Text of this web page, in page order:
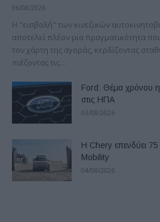
06/08/2026
Η "εισβολή" των κινεζικών
αποτελεί πλέον μια πραγματικότητα
τον χάρτη της αγοράς, κερδίζοντας
πιέζοντας τις...
Ford: Θέμα χρόνου η
στις ΗΠΑ
03/08/2026
Η Chery επενδύει 75
Mobility
04/08/2026